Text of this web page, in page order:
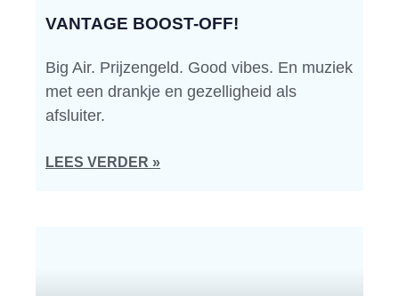
VANTAGE BOOST-OFF!
Big Air. Prijzengeld. Good vibes. En muziek
met een drankje en gezelligheid als
afsluiter.
LEES VERDER »